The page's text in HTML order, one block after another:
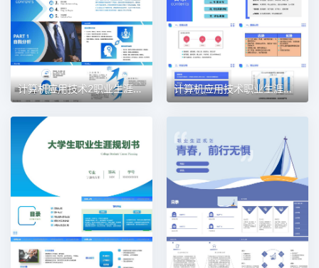
计算机应用技术2职业生涯规划PPT模板 计算机应用技术职业生涯规划PPT模板